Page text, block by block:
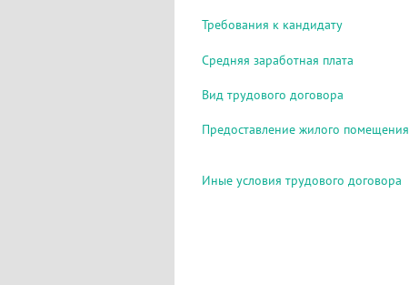
Требования к кандидату
Средняя заработная плата
Вид трудового договора
Предоставление жилого помещения
Иные условия трудового договора